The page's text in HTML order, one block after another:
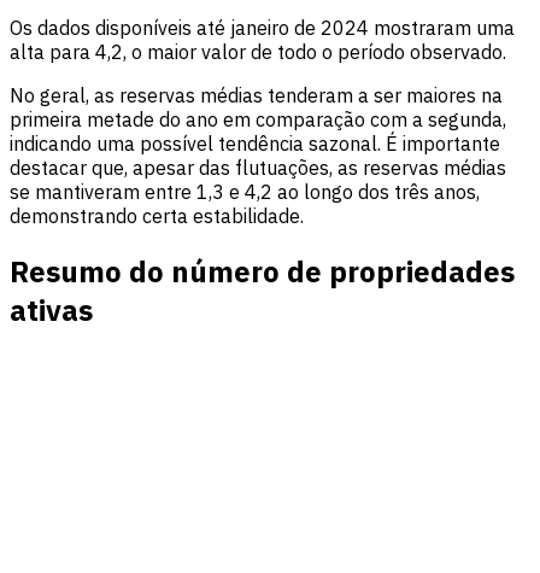
Os dados disponíveis até janeiro de 2024 mostraram uma
alta para 4,2, o maior valor de todo o período observado.
No geral, as reservas médias tenderam a ser maiores na
primeira metade do ano em comparação com a segunda,
indicando uma possível tendência sazonal. É importante
destacar que, apesar das flutuações, as reservas médias
se mantiveram entre 1,3 e 4,2 ao longo dos três anos,
demonstrando certa estabilidade.
Resumo do número de propriedades
ativas